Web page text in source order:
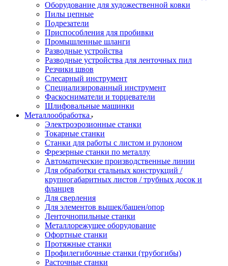
Оборудование для художественной ковки
Пилы цепные
Подрезатели
Приспособления для пробивки
Промышленные шланги
Разводные устройства
Разводные устройства для ленточных пил
Резчики швов
Слесарный инструмент
Специализированный инструмент
Фаскосниматели и торцеватели
Шлифовальные машинки
Металлообработка
Электроэрозионные станки
Токарные станки
Станки для работы с листом и рулоном
Фрезерные станки по металлу
Автоматические производственные линии
Для обработки стальных конструкций /
крупногабаритных листов / трубных досок и
фланцев
Для сверления
Для элементов вышек/башен/опор
Ленточнопильные станки
Металлорежущее оборудование
Офортные станки
Протяжные станки
Профилегибочные станки (трубогибы)
Расточные станки